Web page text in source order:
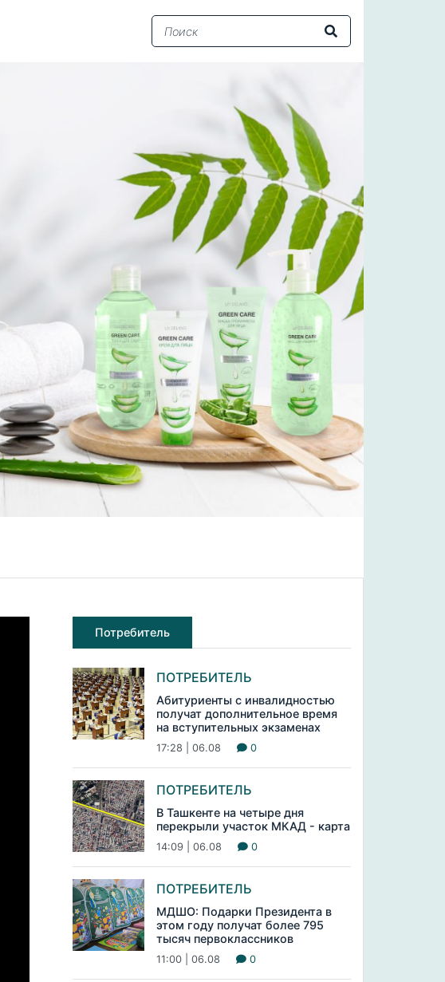
Потребитель
ПОТРЕБИТЕЛЬ
Абитуриенты с инвалидностью
получат дополнительное время
на вступительных экзаменах
17:28 | 06.08 0
ПОТРЕБИТЕЛЬ
В Ташкенте на четыре дня
перекрыли участок МКАД - карта
14:09 | 06.08 0
ПОТРЕБИТЕЛЬ
МДШО: Подарки Президента в
этом году получат более 795
тысяч первоклассников
11:00 | 06.08 0